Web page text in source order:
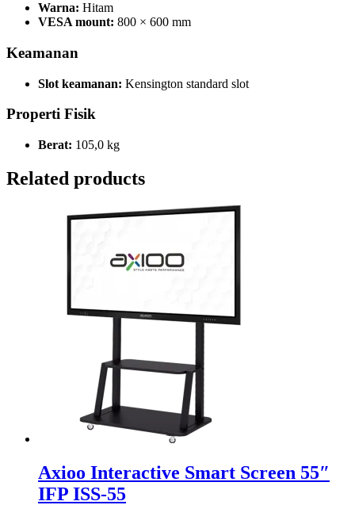
Warna: Hitam
VESA mount: 800 × 600 mm
Keamanan
Slot keamanan: Kensington standard slot
Properti Fisik
Berat: 105,0 kg
Related products
Axioo Interactive Smart Screen 55″
IFP ISS-55